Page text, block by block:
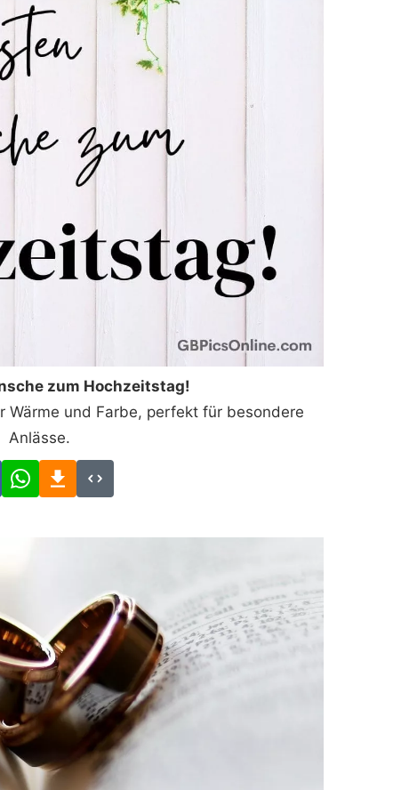
zum Hochzeitstag!
Wärme und Farbe, perfekt für besondere
Anlässe.